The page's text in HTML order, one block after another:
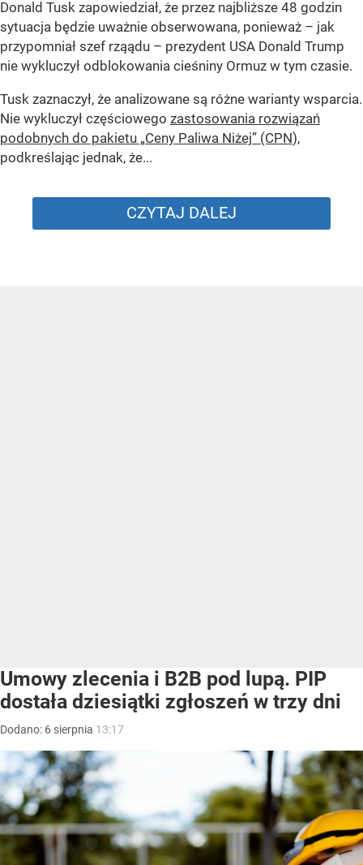
Donald Tusk zapowiedział, że przez najbliższe 48 godzin
sytuacja będzie uważnie obserwowana, ponieważ – jak
przypomniał szef rząądu – prezydent USA Donald Trump
nie wykluczył odblokowania cieśniny Ormuz w tym czasie.
Tusk zaznaczył, że analizowane są różne warianty wsparcia.
Nie wykluczył częściowego zastosowania rozwiązań
podobnych do pakietu „Ceny Paliwa Niżej” (CPN),
podkreślając jednak, że...
CZYTAJ DALEJ
Umowy zlecenia i B2B pod lupą. PIP
dostała dziesiątki zgłoszeń w trzy dni
Dodano: 6 sierpnia 13:17